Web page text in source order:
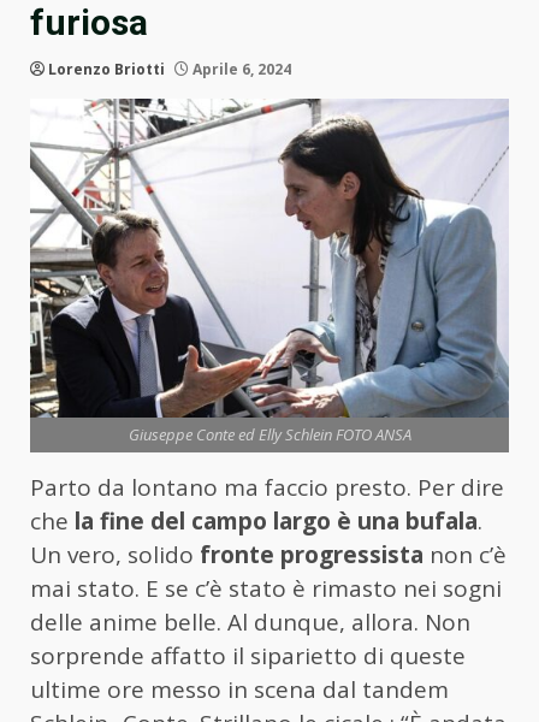
furiosa
Lorenzo Briotti Aprile 6, 2024
Giuseppe Conte ed Elly Schlein FOTO ANSA
Parto da lontano ma faccio presto. Per dire
che la fine del campo largo è una bufala.
Un vero, solido fronte progressista non c’è
mai stato. E se c’è stato è rimasto nei sogni
delle anime belle. Al dunque, allora. Non
sorprende affatto il siparietto di queste
ultime ore messo in scena dal tandem